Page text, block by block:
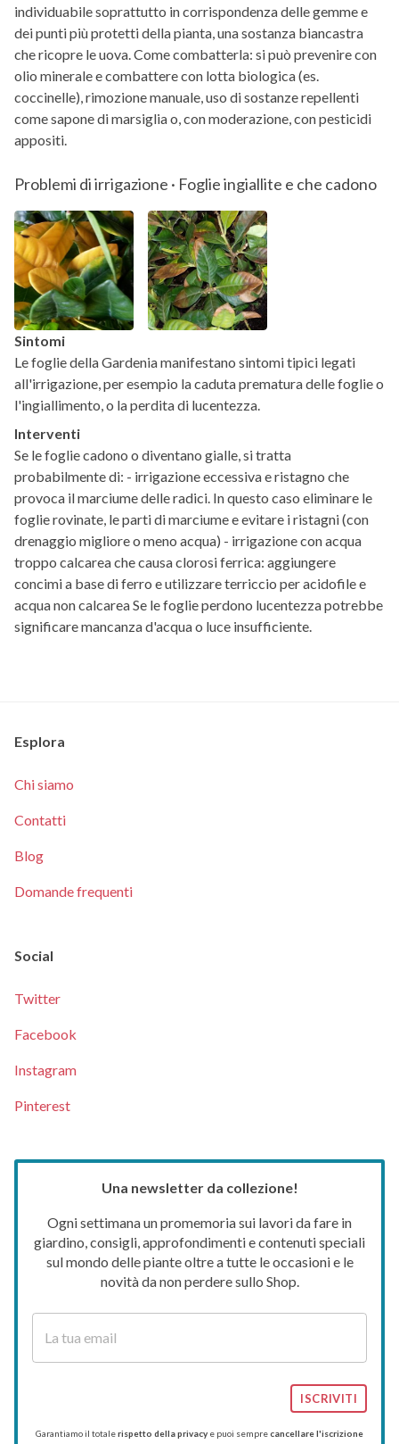
individuabile soprattutto in corrispondenza delle gemme e
dei punti più protetti della pianta, una sostanza biancastra
che ricopre le uova. Come combatterla: si può prevenire con
olio minerale e combattere con lotta biologica (es.
coccinelle), rimozione manuale, uso di sostanze repellenti
come sapone di marsiglia o, con moderazione, con pesticidi
appositi.
Problemi di irrigazione · Foglie ingiallite e che cadono
Sintomi
Le foglie della Gardenia manifestano sintomi tipici legati
all'irrigazione, per esempio la caduta prematura delle foglie o
l'ingiallimento, o la perdita di lucentezza.
Interventi
Se le foglie cadono o diventano gialle, si tratta
probabilmente di: - irrigazione eccessiva e ristagno che
provoca il marciume delle radici. In questo caso eliminare le
foglie rovinate, le parti di marciume e evitare i ristagni (con
drenaggio migliore o meno acqua) - irrigazione con acqua
troppo calcarea che causa clorosi ferrica: aggiungere
concimi a base di ferro e utilizzare terriccio per acidofile e
acqua non calcarea Se le foglie perdono lucentezza potrebbe
significare mancanza d'acqua o luce insufficiente.
Esplora
Chi siamo
Contatti
Blog
Domande frequenti
Social
Twitter
Facebook
Instagram
Pinterest
Una newsletter da collezione!
Ogni settimana un promemoria sui lavori da fare in
giardino, consigli, approfondimenti e contenuti speciali
sul mondo delle piante oltre a tutte le occasioni e le
novità da non perdere sullo Shop.
ISCRIVITI
Garantiamo il totalerispetto della privacy e puoi semprecancellare l'iscrizione